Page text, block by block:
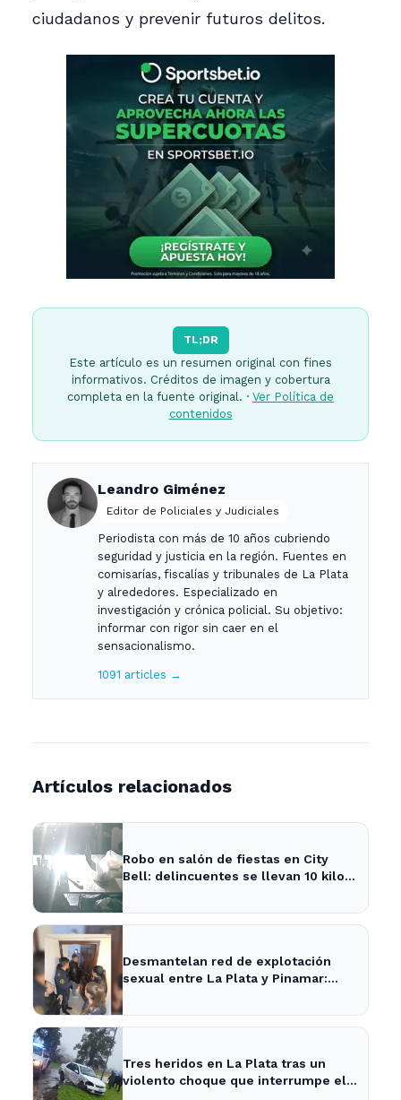
ciudadanos y prevenir futuros delitos.
TL;DR
Este artículo es un resumen original con fines
informativos. Créditos de imagen y cobertura
completa en la fuente original. · Ver Política de
contenidos
Leandro Giménez
Editor de Policiales y Judiciales
Periodista con más de 10 años cubriendo
seguridad y justicia en la región. Fuentes en
comisarías, fiscalías y tribunales de La Plata
y alrededores. Especializado en
investigación y crónica policial. Su objetivo:
informar con rigor sin caer en el
sensacionalismo.
1091 articles →
Artículos relacionados
Robo en salón de fiestas en City
Bell: delincuentes se llevan 10 kilos
Desmantelan red de explotación
sexual entre La Plata y Pinamar:
Tres heridos en La Plata tras un
violento choque que interrumpe el